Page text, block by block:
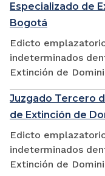
Especializado de
Bogotá
Edicto
indeterminados
Extinción de
Juzgado Tercero
de Extinción de
Edicto
indeterminados
Extinción de